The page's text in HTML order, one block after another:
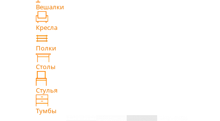
Вешалки
Кресла
Полки
Столы
Стулья
Тумбы